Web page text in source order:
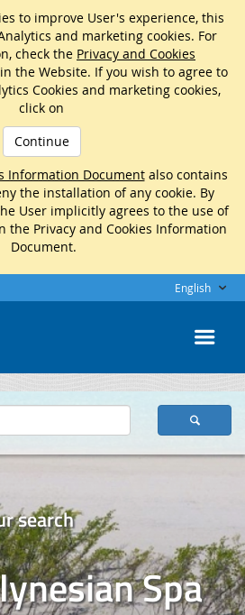
to improve User's experience, this
and marketing cookies. For
check the Privacy and Cookies
the Website. If you wish to agree to
Cookies and marketing cookies,
click on
Continue
Information Documentalso contains
the installation of any cookie. By
User implicitly agrees to the use of
the Privacy and Cookies Information
Document.
English
search
Spa